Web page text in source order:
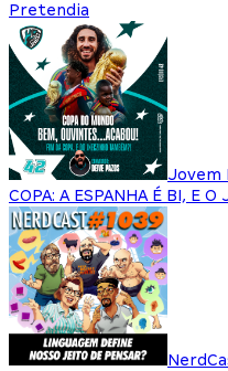
Pretendia
Jovem
COPA: A ESPANHA É BI, E